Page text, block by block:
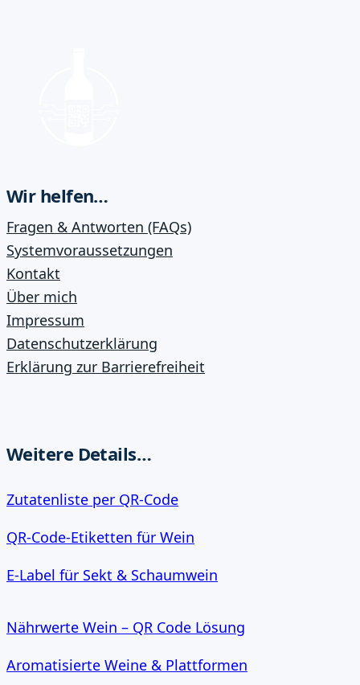
Wir helfen…
Fragen & Antworten (FAQs)
Systemvoraussetzungen
Kontakt
Über mich
Impressum
Datenschutzerklärung
Erklärung zur Barrierefreiheit
Weitere Details…
Zutatenliste per QR‑Code
QR‑Code‑Etiketten für Wein
E‑Label für Sekt & Schaumwein
Nährwerte Wein – QR Code Lösung
Aromatisierte Weine & Plattformen